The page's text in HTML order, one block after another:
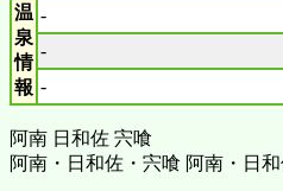
温
泉
情
報
-
-
-
阿南 日和佐 宍喰
阿南・日和佐・宍喰 阿南・日